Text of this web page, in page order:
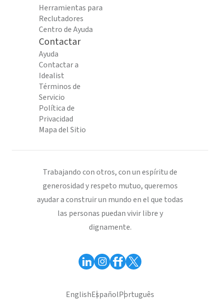
Herramientas para
Reclutadores
Centro de Ayuda
Contactar
Ayuda
Contactar a
Idealist
Términos de
Servicio
Política de
Privacidad
Mapa del Sitio
Trabajando con otros, con un espíritu de
generosidad y respeto mutuo, queremos
ayudar a construir un mundo en el que todas
las personas puedan vivir libre y
dignamente.
EnglishEspañolPortuguês